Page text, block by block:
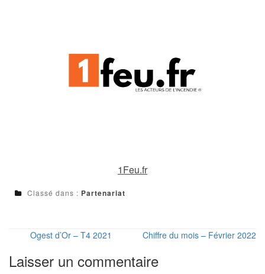
1Feu.fr
Classé dans : Partenariat
Ogest d’Or – T4 2021 Chiffre du mois – Février 2022
Laisser un commentaire